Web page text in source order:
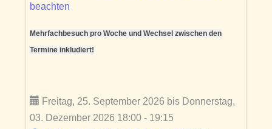
beachten
Mehrfachbesuch pro Woche und Wechsel zwischen den
Termine inkludiert!
Freitag, 25. September 2026 bis Donnerstag,
03. Dezember 2026 18:00 - 19:15